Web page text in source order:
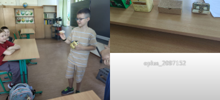
oplus_2097152